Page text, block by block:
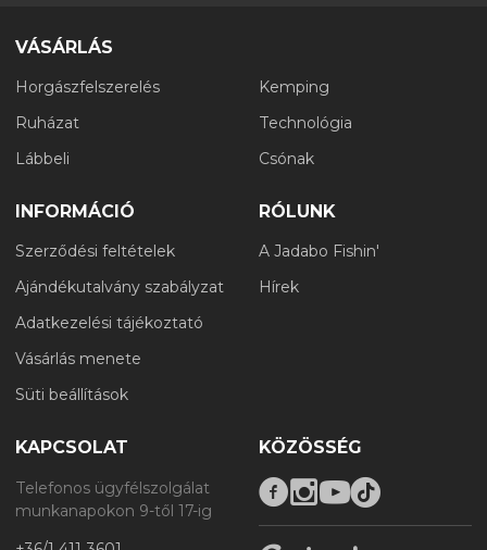
VÁSÁRLÁS
Horgászfelszerelés
Ruházat
Lábbeli
Kemping
Technológia
Csónak
INFORMÁCIÓ
Szerződési feltételek
Ajándékutalvány szabályzat
Adatkezelési tájékoztató
Vásárlás menete
Süti beállítások
RÓLUNK
A Jadabo Fishin'
Hírek
KAPCSOLAT
Telefonos ügyfélszolgálat
munkanapokon 9-től 17-ig
KÖZÖSSÉG